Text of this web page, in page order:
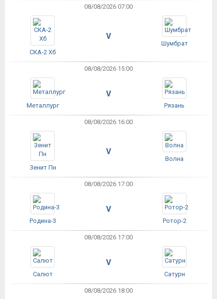
08/08/2026 07:00
СКА-2 Хб
V
Шумбрат
08/08/2026 15:00
Металлург
V
Рязань
08/08/2026 16:00
Зенит Пн
V
Волна
08/08/2026 17:00
Родина-3
V
Ротор-2
08/08/2026 17:00
Салют
V
Сатурн
08/08/2026 18:00